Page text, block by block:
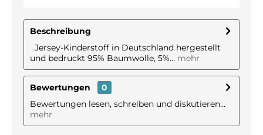
Beschreibung
Jersey-Kinderstoff in Deutschland hergestellt
und bedruckt 95% Baumwolle, 5%... mehr
Bewertungen
0
Bewertungen lesen, schreiben und diskutieren...
mehr